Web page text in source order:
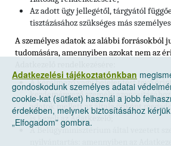
Az adott ügy jellegétől, tárgyától
tisztázásához szükséges más
A személyes adatok az alábbi forrásokból
tudomására, amennyiben azokat nem az
A kérelmező vagy bejelentést tevő
kezdeményező személy azonosításához
adatok mellett az általa önként
is kezeli az Adatkezelő;
A Belügyminisztérium által vezetett
Adatkezelési tájékoztatónkban
gondoskodunk személyes adatai
cookie-kat (sütiket) használ a jobb
érdekében, melynek biztosításához
„Elfogadom” gombra.